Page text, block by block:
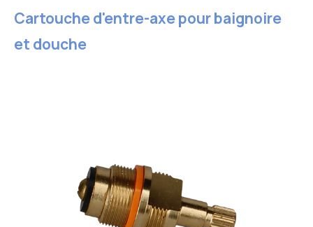
Cartouche d'entre-axe pour baignoire
et douche